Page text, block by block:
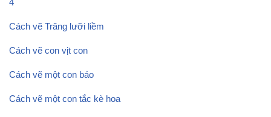
4
Cách vẽ Trăng lưỡi liềm
Cách vẽ con vịt con
Cách vẽ một con báo
Cách vẽ một con tắc kè hoa